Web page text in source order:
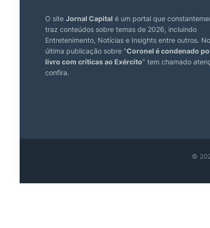
O site Jornal Capital é um portal que
traz conteúdos sobre temas de 2026, incluindo
Entretenimento, Notícias e Insights entre outros.
última publicação sobre "Coronel é condenado
livro com críticas ao Exército" tem chamado
confira.
©